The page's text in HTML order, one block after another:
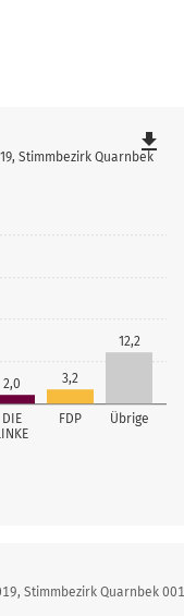
DIE
FDP Übrige
2,0 3,2
12,2
Stimmbezirk Quarnbek
file_download
Stimmbezirk Quarnbek 001